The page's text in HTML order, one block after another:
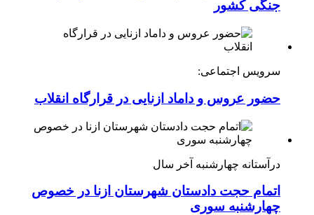
جنگی کشور
سرویس اجتماعی:
حضور عروس و داماد ازنایی در قرارگاه انقلاب
درآستانه چهارشنبه آخر سال
اتمام حجت دادستان شهرستان ازنا در خصوص
چهارشنبه ‌سوری